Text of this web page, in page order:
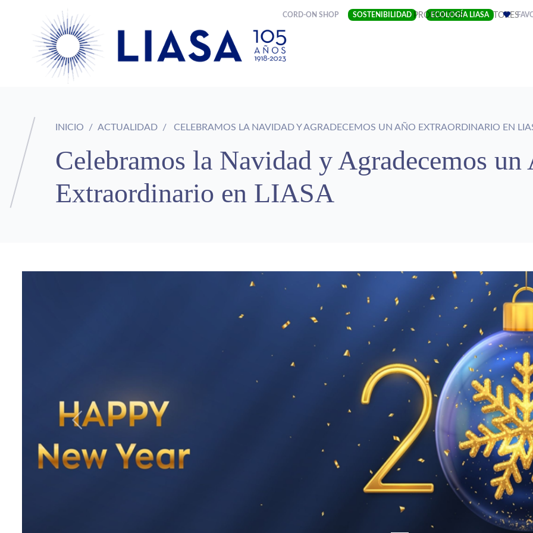
CORD-ON SHOP SOSTENIBILIDAD ECOLOGÍA LIASA
EMPRESA(CURRENT)
PRODUCTOS SECTORES
INICIO ACTUALIDAD CELEBRAMOS LA NAVIDAD Y AGRADECEMOS UN AÑO EXTRAORDINARIO EN
Celebramos la Navidad y Agradecemos un
Extraordinario en LIASA
Previous